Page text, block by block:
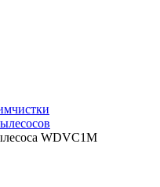
WDVC1M